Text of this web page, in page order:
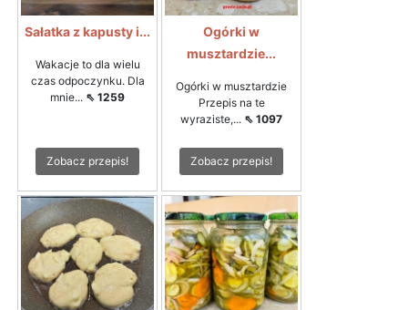
Sałatka z kapusty i...
Wakacje to dla wielu
czas odpoczynku. Dla
mnie... ⇖ 1259
Zobacz przepis!
Ogórki w
musztardzie...
Ogórki w musztardzie
Przepis na te
wyraziste,... ⇖ 1097
Zobacz przepis!